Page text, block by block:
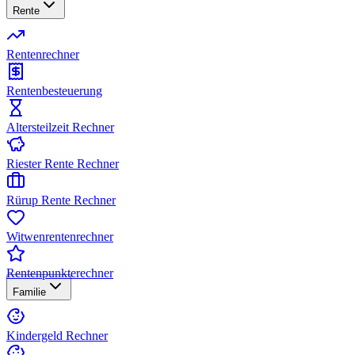
Rente
Rentenrechner
Rentenbesteuerung
Altersteilzeit Rechner
Riester Rente Rechner
Rürup Rente Rechner
Witwenrentenrechner
Rentenpunkterechner
Familie
Kindergeld Rechner